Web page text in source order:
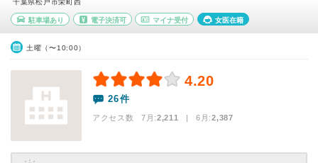
千葉県松戸市栄町西
駐車場あり 電子決済可 マイナ受付 女医在籍
土曜（〜10:00）
4.20
26件
アクセス数 7月:2,211 | 6月:2,387